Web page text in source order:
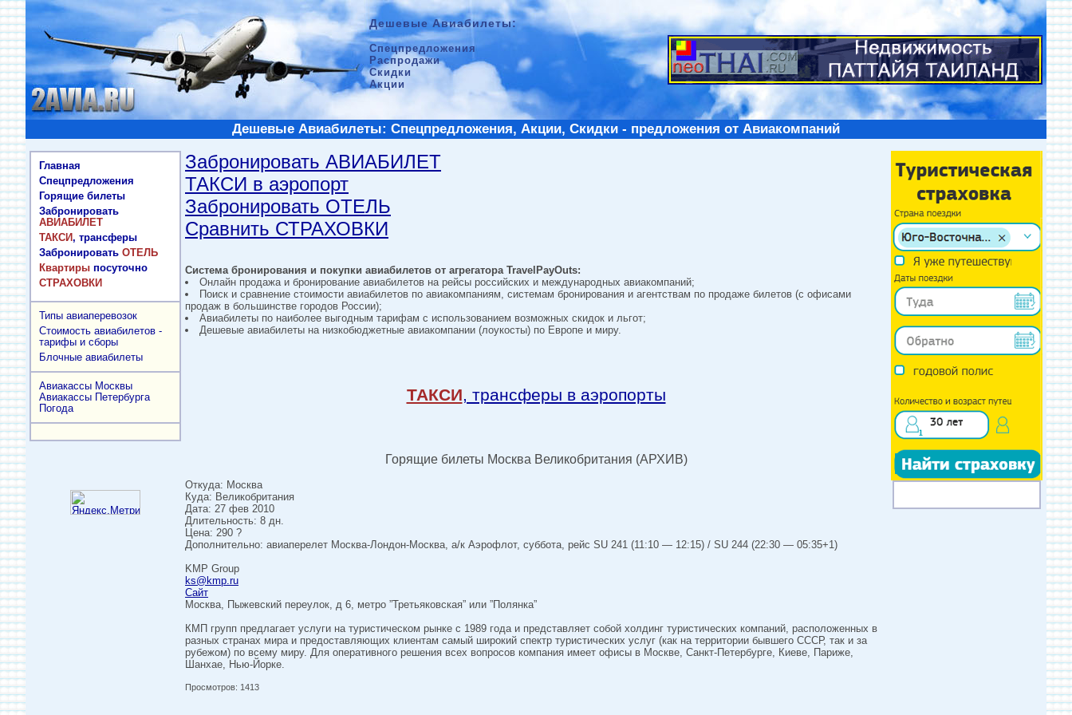
Дешевые Авиабилеты:
Спецпредложения
Распродажи
Скидки
Акции
Дешевые Авиабилеты: Спецпредложения, Акции, Скидки - предложения от Авиакомпаний
Главная
Спецпредложения
Горящие билеты
Забронировать
АВИАБИЛЕТ
ТАКСИ, трансферы
Забронировать ОТЕЛЬ
Квартиры посуточно
СТРАХОВКИ
Типы авиаперевозок
Стоимость авиабилетов -
тарифы и сборы
Блочные авиабилеты
Авиакассы Москвы
Авиакассы Петербурга
Погода
Забронировать АВИАБИЛЕТ
ТАКСИ в аэропорт
Забронировать ОТЕЛЬ
Сравнить СТРАХОВКИ
Система бронирования и покупки авиабилетов от агрегатора TravelPayOuts:
Онлайн продажа и бронирование авиабилетов на рейсы российских и международных авиакомпаний;
Поиск и сравнение стоимости авиабилетов по авиакомпаниям, системам бронирования и агентствам по продаже билетов (с офисами
продаж в большинстве городов России);
Авиабилеты по наиболее выгодным тарифам с использованием возможных скидок и льгот;
Дешевые авиабилеты на низкобюджетные авиакомпании (лоукосты) по Европе и миру.
ТАКСИ, трансферы в аэропорты
Горящие билеты Москва Великобритания (АРХИВ)
Откуда: Москва
Куда: Великобритания
Дата: 27 фев 2010
Длительность: 8 дн.
Цена: 290 ?
Дополнительно: авиаперелет Москва-Лондон-Москва, а/к Аэрофлот, суббота, рейс SU 241 (11:10 — 12:15) / SU 244 (22:30 — 05:35+1)
KMP Group
ks@kmp.ru
Сайт
Москва, Пыжевский переулок, д 6, метро ”Третьяковская” или ”Полянка”
КМП групп предлагает услуги на туристическом рынке с 1989 года и представляет собой холдинг туристических компаний, расположенных в
разных странах мира и предоставляющих клиентам самый широкий спектр туристических услуг (как на территории бывшего СССР, так и за
рубежом) по всему миру. Для оперативного решения всех вопросов компания имеет офисы в Москве, Санкт-Петербурге, Киеве, Париже,
Шанхае, Нью-Йорке.
Просмотров: 1413